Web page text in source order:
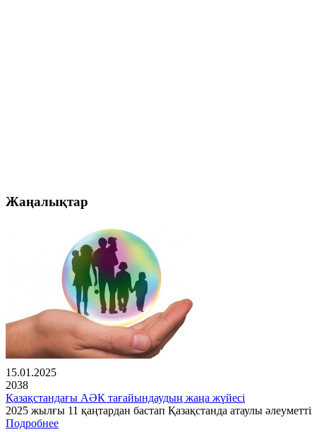
Жаңалықтар
15.01.2025
2038
Қазақстандағы АӘК тағайындаудың жаңа жүйесі
2025 жылғы 11 қаңтардан бастап Қазақстанда атаулы
Подробнее